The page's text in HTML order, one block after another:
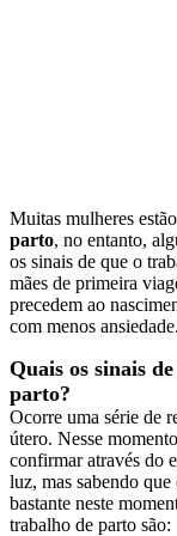
Muitas mulheres
parto, no entanto,
os sinais de que o
mães de primeira
precedem ao
com menos ansiedade.
Quais os sinais
parto?
Ocorre uma série de
útero. Nesse
confirmar através do
luz, mas sabendo
bastante neste
trabalho de parto são: